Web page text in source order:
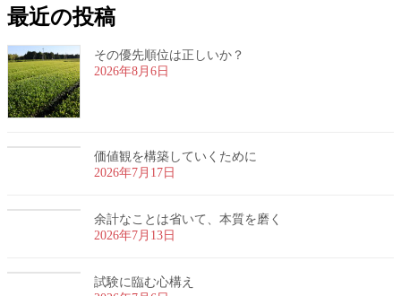
最近の投稿
その優先順位は正しいか？
2026年8月6日
価値観を構築していくために
2026年7月17日
余計なことは省いて、本質を磨く
2026年7月13日
試験に臨む心構え